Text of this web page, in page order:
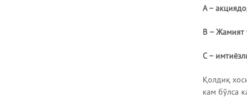
А –
В – Жамият
C –
Қолдиқ
кам бўлса